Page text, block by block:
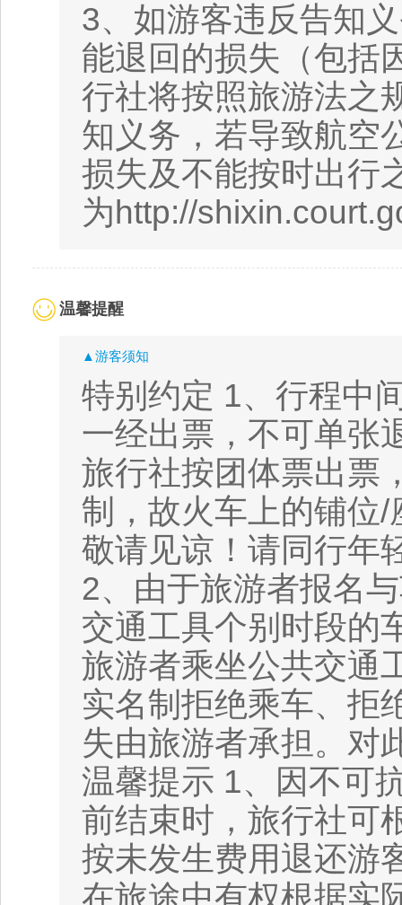
3、如游客违反告知
能退回的损失（包括
行社将按照旅游法之
知义务，若导致航空
损失及不能按时出行
为http://
温馨提醒
▲游客须知
特别约定 1、行程中
一经出票，不可单张
旅行社按团体票出票
制，故火车上的铺位
敬请见谅！请同行年
2、由于旅游者报名
交通工具个别时段的
旅游者乘坐公共交通
实名制拒绝乘车、拒
失由旅游者承担。对
温馨提示 1、因不可
前结束时，旅行社可
按未发生费用退还游
在旅途中有权根据实